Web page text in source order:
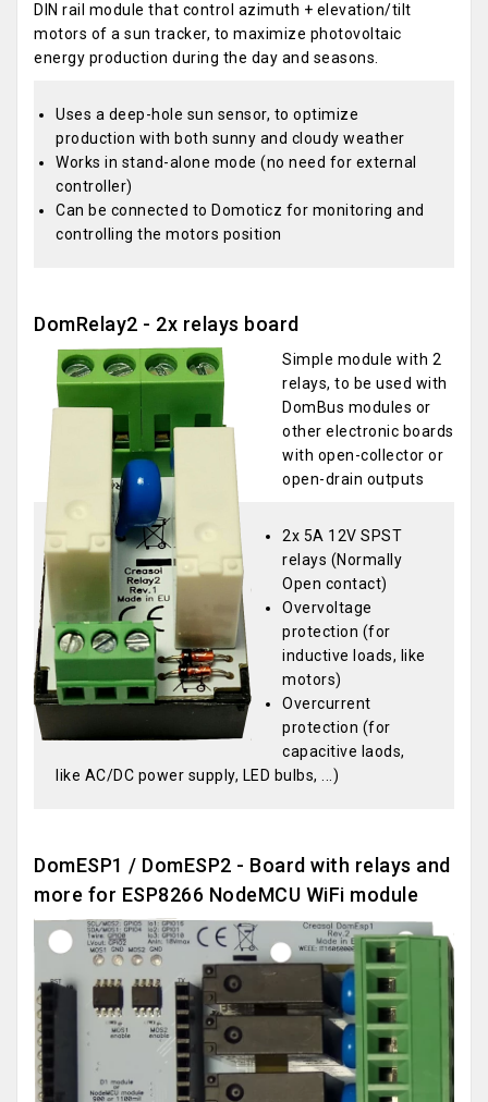
DIN rail module that control azimuth + elevation/tilt
motors of a sun tracker, to maximize photovoltaic
energy production during the day and seasons.
Uses a deep-hole sun sensor, to optimize
production with both sunny and cloudy weather
Works in stand-alone mode (no need for external
controller)
Can be connected to Domoticz for monitoring and
controlling the motors position
DomRelay2 - 2x relays board
Simple module with 2
relays, to be used with
DomBus modules or
other electronic boards
with open-collector or
open-drain outputs
2x 5A 12V SPST
relays (Normally
Open contact)
Overvoltage
protection (for
inductive loads, like
motors)
Overcurrent
protection (for
capacitive laods,
like AC/DC power supply, LED bulbs, ...)
DomESP1 / DomESP2 - Board with relays and
more for ESP8266 NodeMCU WiFi module